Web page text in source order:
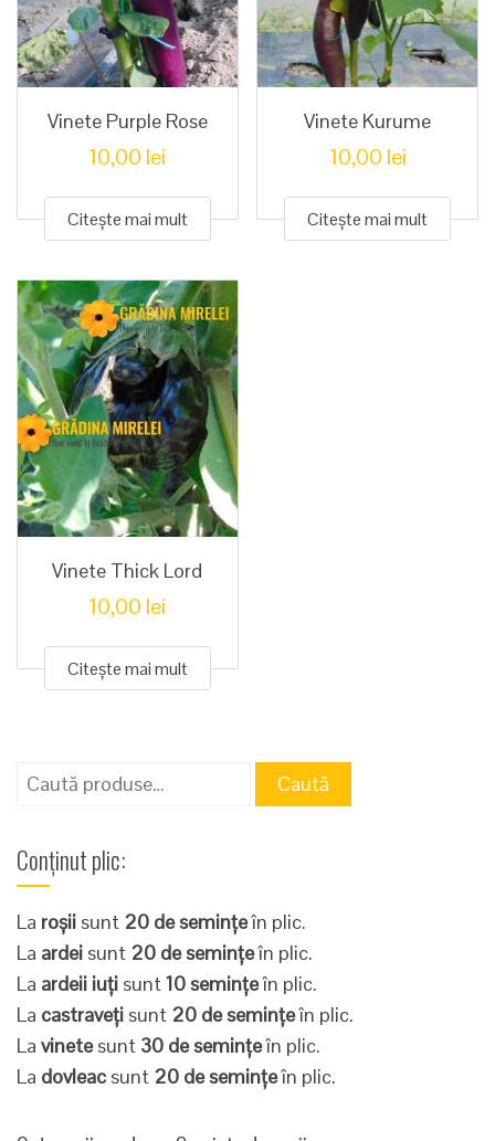
Vinete Purple Rose
10,00 lei
Citește mai mult
Vinete Kurume
10,00 lei
Citește mai mult
Vinete Thick Lord
10,00 lei
Citește mai mult
Caută
Caută
Conținut plic:
La roșii sunt 20 de semințeîn plic.
La ardei sunt 20 de semințeîn plic.
La ardeii iuți sunt10 semințeîn plic.
La castraveți sunt 20 de semințeîn plic.
La vinetesunt 30 de semințeîn plic.
La dovleac sunt 20 de semințeîn plic.